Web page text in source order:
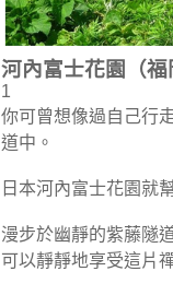
河內富士花園（福
1
你可曾想像過自己行
道中。
日本河內富士花園就
漫步於幽靜的紫藤隧
可以靜靜地享受這片